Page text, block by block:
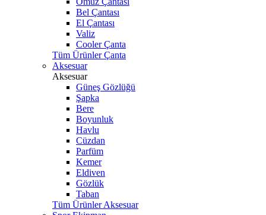
Bel Çantası
El Çantası
Valiz
Cooler Çanta
Tüm Ürünler Çanta
Aksesuar
Aksesuar
Güneş Gözlüğü
Şapka
Bere
Boyunluk
Havlu
Cüzdan
Parfüm
Kemer
Eldiven
Gözlük
Taban
Tüm Ürünler Aksesuar